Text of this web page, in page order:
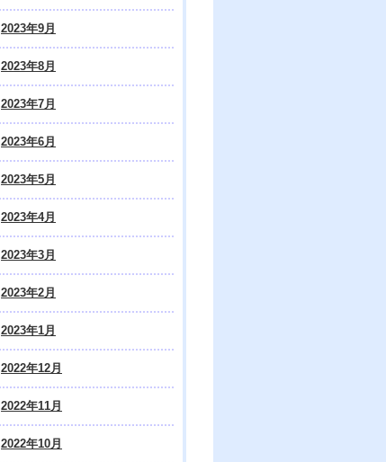
2023年9月
2023年8月
2023年7月
2023年6月
2023年5月
2023年4月
2023年3月
2023年2月
2023年1月
2022年12月
2022年11月
2022年10月